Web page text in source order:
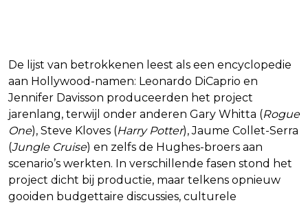
De lijst van betrokkenen leest als een encyclopedie
aan Hollywood-namen: Leonardo DiCaprio en
Jennifer Davisson produceerden het project
jarenlang, terwijl onder anderen Gary Whitta (Rogue
One), Steve Kloves (Harry Potter), Jaume Collet-Serra
(Jungle Cruise) en zelfs de Hughes-broers aan
scenario’s werkten. In verschillende fasen stond het
project dicht bij productie, maar telkens opnieuw
gooiden budgettaire discussies, culturele